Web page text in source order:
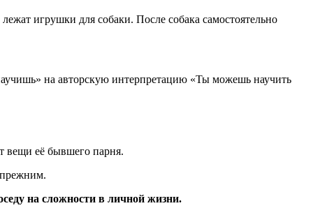
игрушки для собаки. После собака самостоятельно
на авторскую интерпретацию «Ты можешь научить
вещи её бывшего парня.
прежним.
на сложности в личной жизни.